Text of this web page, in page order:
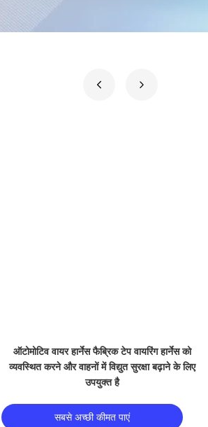
पॉलिएस्टर पीईटी ऑटोमोटिव कपड़े टेप के लिए बंडलिंग
सबसे अच्छी कीमत पाएं